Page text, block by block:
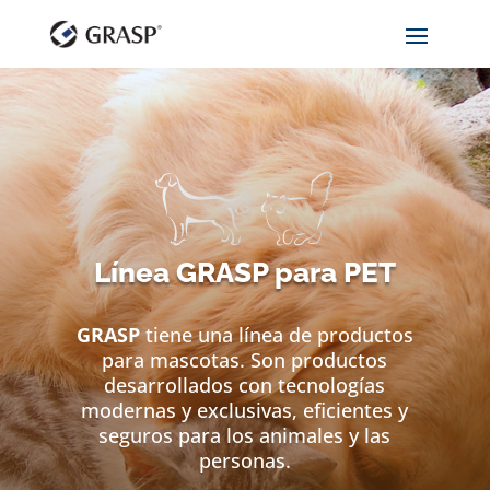
Línea GRASP para PET
GRASPtiene una línea de productos
para mascotas. Son productos
desarrollados con tecnologías
modernas y exclusivas, eficientes y
seguros para los animales y las
personas.